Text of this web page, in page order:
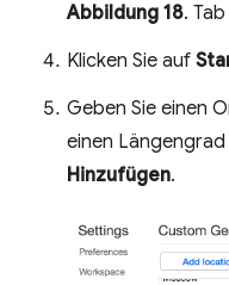
Abbildung 18.
Klicken Sie auf
Geben Sie einen
einen
Hinzufügen.